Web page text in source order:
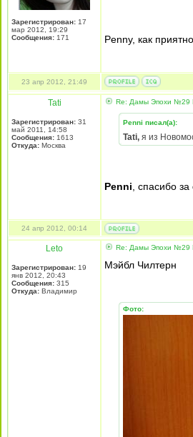
Зарегистрирован: 17
мар 2012, 19:29
Сообщения: 171 Penny, как
23 апр 2012, 21:49
Tati
Зарегистрирован: 31
май 2011, 14:58
Сообщения: 1613
Откуда: Москва
Re: Дамы Эпохи №29
Penni писал(а):
Tati, я из
Penni , спасибо
24 апр 2012, 00:14
Leto
Зарегистрирован: 19
янв 2012, 20:43
Сообщения: 315
Откуда: Владимир
Re: Дамы Эпохи №29
Мэйбл Чилтерн
Фото: